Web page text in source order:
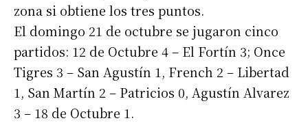
zona si obtiene los tres puntos.
El domingo 21 de octubre se jugaron cinco
partidos: 12 de Octubre 4 – El Fortín 3; Once
Tigres 3 – San Agustín 1, French 2 – Libertad
1, San Martín 2 – Patricios 0, Agustín Alvarez
3 – 18 de Octubre 1.